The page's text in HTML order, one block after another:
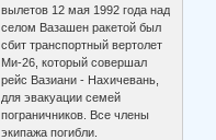
вылетов 12 мая 1992 года над
селом Вазашен ракетой был
сбит транспортный вертолет
Ми-26, который совершал
рейс Вазиани - Нахичевань,
для эвакуации семей
пограничников. Все члены
экипажа погибли.